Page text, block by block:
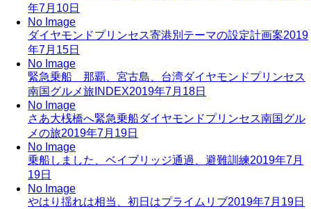
年7月10日
No Image
ダイヤモンドプリンセス寄港別テーマの設定計画案2019
年7月15日
No Image
緊急乗船 那覇、宮古島、台湾ダイヤモンドプリンセス
南国グルメ旅INDEX2019年7月18日
No Image
さあ大桟橋へ緊急乗船ダイヤモンドプリンセス南国グル
メの旅2019年7月19日
No Image
乗船しました、ベイブリッジ通過、避難訓練2019年7月
19日
No Image
やはり揺れは相当、初日はプライムリブ2019年7月19日